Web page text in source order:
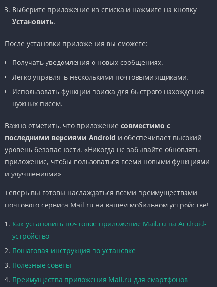
Выберите приложение из списка и нажмите на кнопку
Установить.
После установки приложения вы сможете:
Получать уведомления о новых сообщениях.
Легко управлять несколькими почтовыми ящиками.
Использовать функции поиска для быстрого нахождения
нужных писем.
Важно отметить, что приложение совместимо с
последними версиями Android и обеспечивает высокий
уровень безопасности. «Никогда не забывайте обновлять
приложение, чтобы пользоваться всеми новыми функциями
и улучшениями».
Теперь вы готовы наслаждаться всеми преимуществами
почтового сервиса Mail.ru на вашем мобильном устройстве!
Как установить почтовое приложение Mail.ru на Android-
устройство
Пошаговая инструкция по установке
Полезные советы
Преимущества приложения Mail.ru для смартфонов